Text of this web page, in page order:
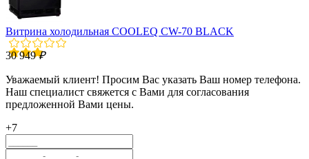
Витрина холодильная COOLEQ CW-70 BLACK
30 949₽
Уважаемый клиент! Просим Вас указать Ваш номер телефона.
Наш специалист свяжется с Вами для согласования
предложенной Вами цены.
+7